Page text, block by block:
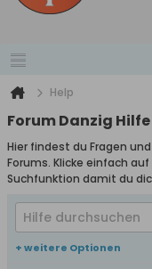
Help
Forum Danzig Hilfe
Hier findest du Fragen
Forums. Klicke einfach
Suchfunktion damit du
+ weitere Optionen